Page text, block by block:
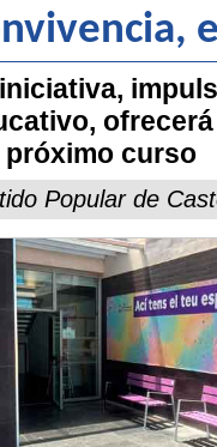
próximo curso
Popular de